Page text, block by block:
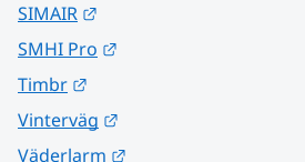
SIMAIR
SMHI Pro
Timbr
Vinterväg
Väderlarm